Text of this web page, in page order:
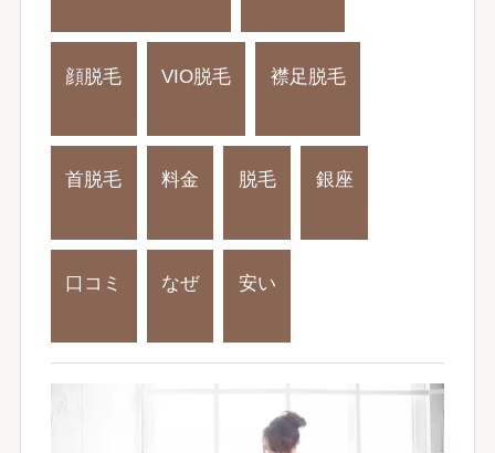
顔脱毛 VIO脱毛 襟足脱毛
首脱毛 料金 脱毛 銀座
口コミ なぜ 安い